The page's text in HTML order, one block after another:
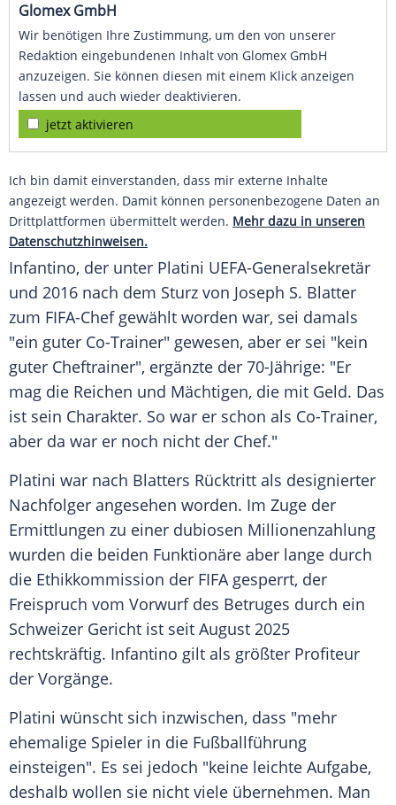
Glomex GmbH
Wir benötigen Ihre Zustimmung, um den von unserer
Redaktion eingebundenen Inhalt von Glomex GmbH
anzuzeigen. Sie können diesen mit einem Klick anzeigen
lassen und auch wieder deaktivieren.
jetzt aktivieren
Ich bin damit einverstanden, dass mir externe Inhalte
angezeigt werden. Damit können personenbezogene Daten an
Drittplattformen übermittelt werden. Mehr dazu in unseren
Datenschutzhinweisen.
Infantino, der unter Platini UEFA-Generalsekretär
und 2016 nach dem Sturz von Joseph S. Blatter
zum FIFA-Chef gewählt worden war, sei damals
"ein guter Co-Trainer" gewesen, aber er sei "kein
guter Cheftrainer", ergänzte der 70-Jährige: "Er
mag die Reichen und Mächtigen, die mit Geld. Das
ist sein Charakter. So war er schon als Co-Trainer,
aber da war er noch nicht der Chef."
Platini war nach Blatters Rücktritt als designierter
Nachfolger angesehen worden. Im Zuge der
Ermittlungen zu einer dubiosen Millionenzahlung
wurden die beiden Funktionäre aber lange durch
die Ethikkommission der FIFA gesperrt, der
Freispruch vom Vorwurf des Betruges durch ein
Schweizer Gericht ist seit August 2025
rechtskräftig. Infantino gilt als größter Profiteur
der Vorgänge.
Platini wünscht sich inzwischen, dass "mehr
ehemalige Spieler in die Fußballführung
einsteigen". Es sei jedoch "keine leichte Aufgabe,
deshalb wollen sie nicht viele übernehmen. Man